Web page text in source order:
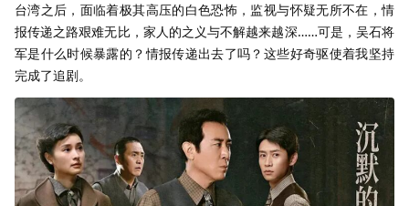
台湾之后，面临着极其高压的白色恐怖，监视与怀疑无所不在，情
报传递之路艰难无比，家人的之义与不解越来越深……可是，吴石将
军是什么时候暴露的？情报传递出去了吗？这些好奇驱使着我坚持
完成了追剧。